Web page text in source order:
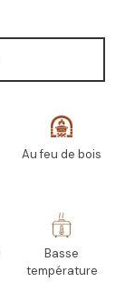
Au feu de bois
Basse
température